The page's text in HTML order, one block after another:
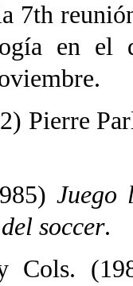
7th
en el
Pierre
Juego
soccer.
Cols.